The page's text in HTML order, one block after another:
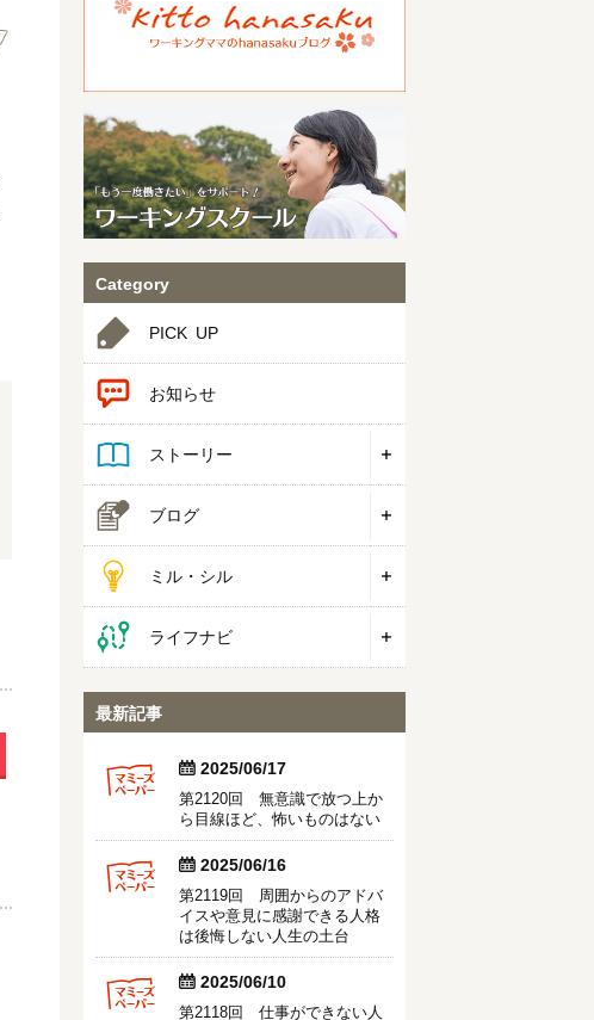
Category
PICK UP
お知らせ
ストーリー
ブログ
ミル・シル
ライフナビ
最新記事
  2025/06/17
第2120回 無意識で放つ上か
ら目線ほど、怖いものはない
  2025/06/16
第2119回 周囲からのアドバ
イスや意見に感謝できる人格
は後悔しない人生の土台
  2025/06/10
第2118回 仕事ができない人